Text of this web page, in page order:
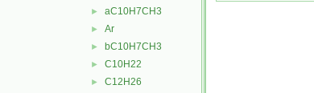
► aC10H7CH3
► Ar
► bC10H7CH3
► C10H22
► C12H26